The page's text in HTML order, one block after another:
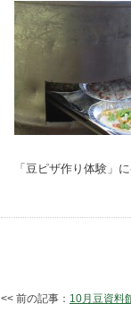
「豆ピザ作り体験」
<< 前の記事： 10月豆資料